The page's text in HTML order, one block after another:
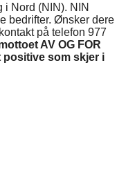
Nord (NIN). NIN
bedrifter. Ønsker dere
på telefon 977
AV OG FOR
positive som skjer i